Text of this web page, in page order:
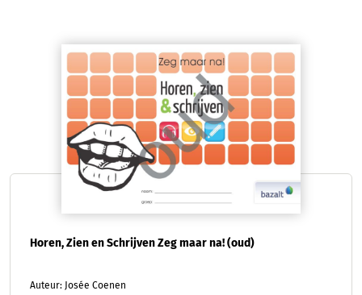
Horen, Zien en Schrijven Zeg maar na! (oud)
Auteur: Josée Coenen